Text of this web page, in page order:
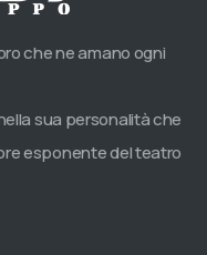
che ne amano ogni
sua personalità che
esponente del teatro